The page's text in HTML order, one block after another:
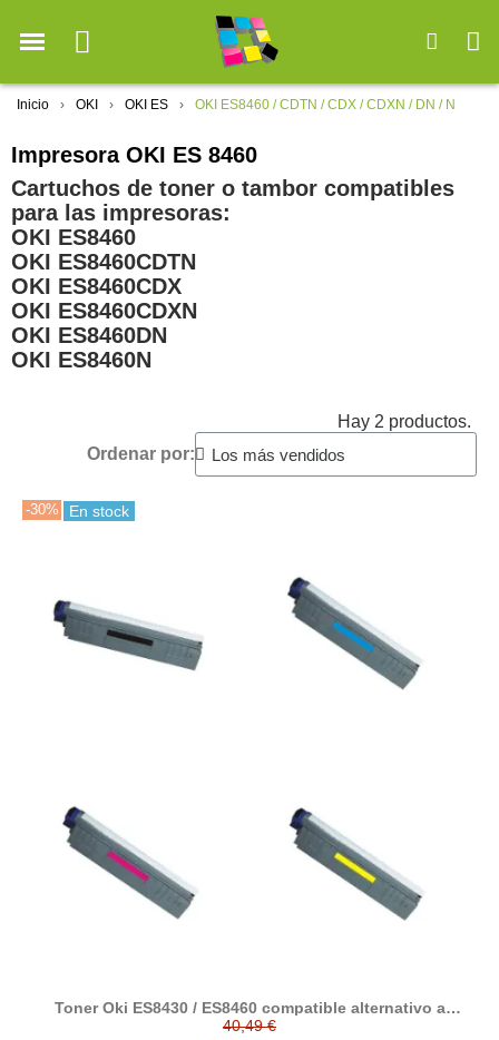
Inicio OKI OKI ES OKI ES8460 / CDTN / CDX / CDXN / DN / N
Impresora OKI ES 8460
Cartuchos de toner o tambor compatibles
para las impresoras:
OKI ES8460
OKI ES8460CDTN
OKI ES8460CDX
OKI ES8460CDXN
OKI ES8460DN
OKI ES8460N
Hay 2 productos.
Ordenar por:
-30% En stock
Toner Oki ES8430 / ES8460 compatible alternativo a
44059232 / 44059231 / 44059230 / 44059229
40,49 €